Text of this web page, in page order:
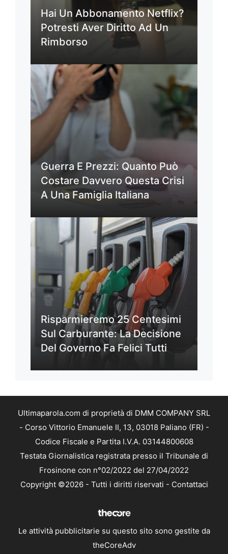
Hai Un Abbonamento Netflix?
Potresti Aver Diritto Ad Un
Rimborso
Guerra E Prezzi: Quanto Può
Costare Davvero Questa Crisi
A Una Famiglia Italiana
Risparmieremo 25 Centesimi
Sul Carburante: La Decisione
Del Governo Fa Felici Tutti
Ultimaparola.com di proprietà di DMM COMPANY SRL
- Corso Vittorio Emanuele II, 13, 03018 Paliano (FR) -
Codice Fiscale e Partita I.V.A. 03144800608
Testata Giornalistica registrata presso il Tribunale di
Frosinone con n°02/2022 del 27/04/2022
Copyright ©2026 - Tutti i diritti riservati - Contattaci
Le attività pubblicitarie su questo sito sono gestite da
theCoreAdv